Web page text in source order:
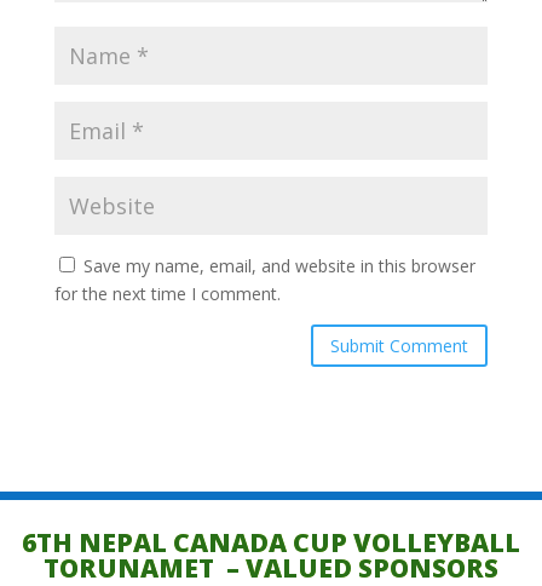
Save my name, email, and website in this browser
for the next time I comment.
6TH NEPAL CANADA CUP VOLLEYBALL
TORUNAMET – VALUED SPONSORS